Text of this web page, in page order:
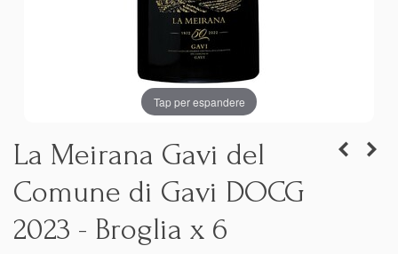
Tap per espandere
La Meirana Gavi del
Comune di Gavi DOCG
2023 - Broglia x 6